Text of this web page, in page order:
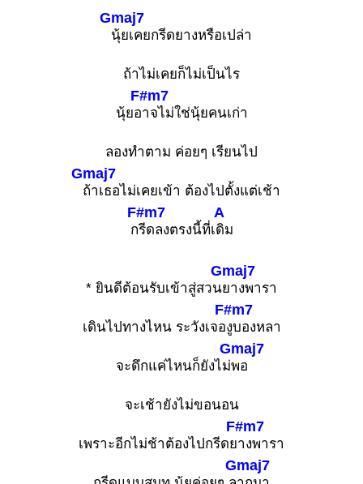
Gmaj7
นุ้ยเคยกรีดยางหรือเปล่า
ถ้าไม่เคยก็ไม่เป็นไร
นุ้ยอ
F#m7
าจไม่ใช่นุ้ยคนเก่า
ลองทำตาม ค่อยๆ เรียนไป
Gmaj7
ถ้าเธอไม่เคยเข้า ต้องไปตั้งแต่เช้า
ก
F#m7
รีดลงตรงนี้ที่เ
A
ดิม
* ยินดีต้อนรับเข้าสู่สวน
Gmaj7
ยางพารา
เดินไปทางไหน ระวังเจอ
F#m7
งูบองหลา
จะดึกแค่ไหนก็ยังไม่
Gmaj7
พอ
จะเช้ายังไม่ขอนอน
เพราะอีกไม่ช้าต้องไปกรีดย
F#m7
างพารา
Gmaj7